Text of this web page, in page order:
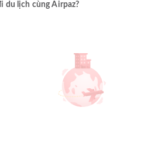
du lịch cùng Airpaz?